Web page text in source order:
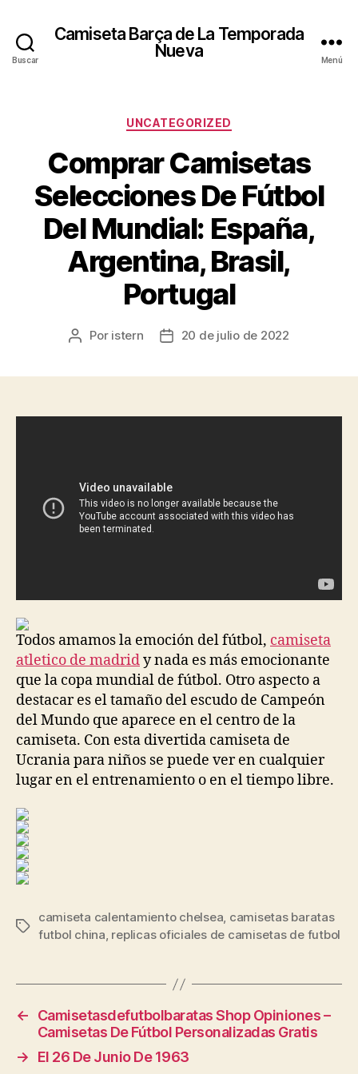
Buscar
Camiseta Barça de La Temporada
Nueva
Menú
Categorías
UNCATEGORIZED
Comprar Camisetas
Selecciones De Fútbol
Del Mundial: España,
Argentina, Brasil,
Portugal
Autor
Por istern
Fecha20 de julio de 2022
Todos amamos la emoción del fútbol, camiseta
atletico de madridy nada es más emocionante
que la copa mundial de fútbol. Otro aspecto a
destacar es el tamaño del escudo de Campeón
del Mundo que aparece en el centro de la
camiseta. Con esta divertida camiseta de
Ucrania para niños se puede ver en cualquier
lugar en el entrenamiento o en el tiempo libre.
Etiquetas
camiseta calentamiento chelsea, camisetas baratas
futbol china, replicas oficiales de camisetas de futbol
←
Camisetasdefutbolbaratas Shop Opiniones –
Camisetas De Fútbol Personalizadas Gratis
→
El 26 De Junio De 1963